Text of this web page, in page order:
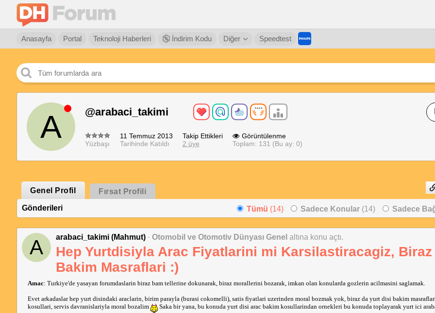
Anasayfa Portal Teknoloji Haberleri İndirim Kodu Diğer Speedtest
A @arabaci_takimi
Yüzbaşı
11 Temmuz 2013
Tarihinde Katıldı
Takip Ettikleri
2 üye
Görüntülenme
Toplam: 131 (Bu ay: 0)
Genel Profil Fırsat Profili
Gönderileri Tümü (14) Sadece Konular (14) Sadece
A arabaci_takimi (Mahmut) · Otomobil ve Otomotiv Dünyası Genel altına konu açtı.
Hep Yurtdisiyla Arac Fiyatlarini mi Karsilastiracagiz, Biraz
Bakim Masraflari :)
Amac: Turkiye'de yasayan forumdaslarin biraz bam tellerine dokunarak, biraz morallerini bozarak, imkan olan konularda gozlerin acilmasini saglamak.
Evet arkadaslar hep yurt disindaki araclarin, birim parayla (burasi cokomelli), satis fiyatlari uzerinden moral bozmak yok, biraz da yurt disi bakim
kosullari, servis davranislariyla moral bozalim
Saka bir yana, bu konuda yurt disi arac bakim kosullarindan ornekleri bu konuda toplayarak yurt ici